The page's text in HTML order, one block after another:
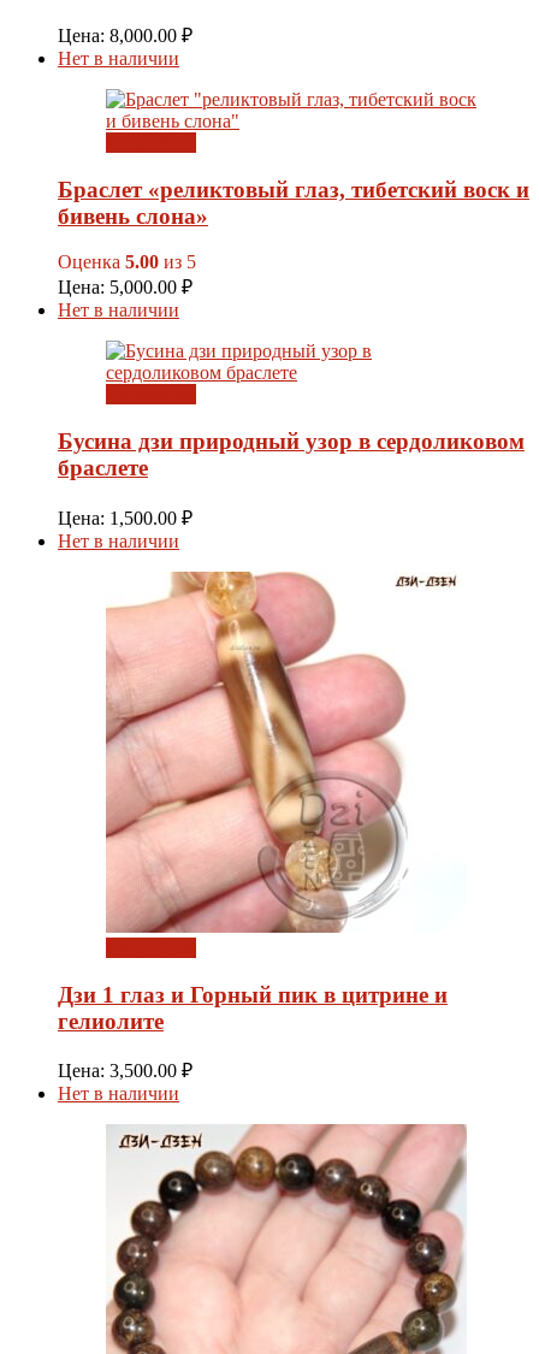
Цена: 8,000.00 ₽
Нет в наличии
Браслет «реликтовый глаз, тибетский воск и
бивень слона»
Оценка 5.00 из 5
Цена: 5,000.00 ₽
Нет в наличии
Бусина дзи природный узор в сердоликовом
браслете
Цена: 1,500.00 ₽
Нет в наличии
Дзи 1 глаз и Горный пик в цитрине и
гелиолите
Цена: 3,500.00 ₽
Нет в наличии